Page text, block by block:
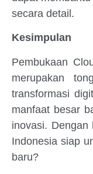
secara detail.
Kesimpulan
Pembukaan
merupakan
transformasi
manfaat besar
inovasi. Dengan
Indonesia siap
baru?